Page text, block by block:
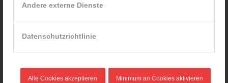
Andere externe Dienste
Datenschutzrichtlinie
Alle Cookies akzeptieren Minimum an Cookies aktivieren
43,50€